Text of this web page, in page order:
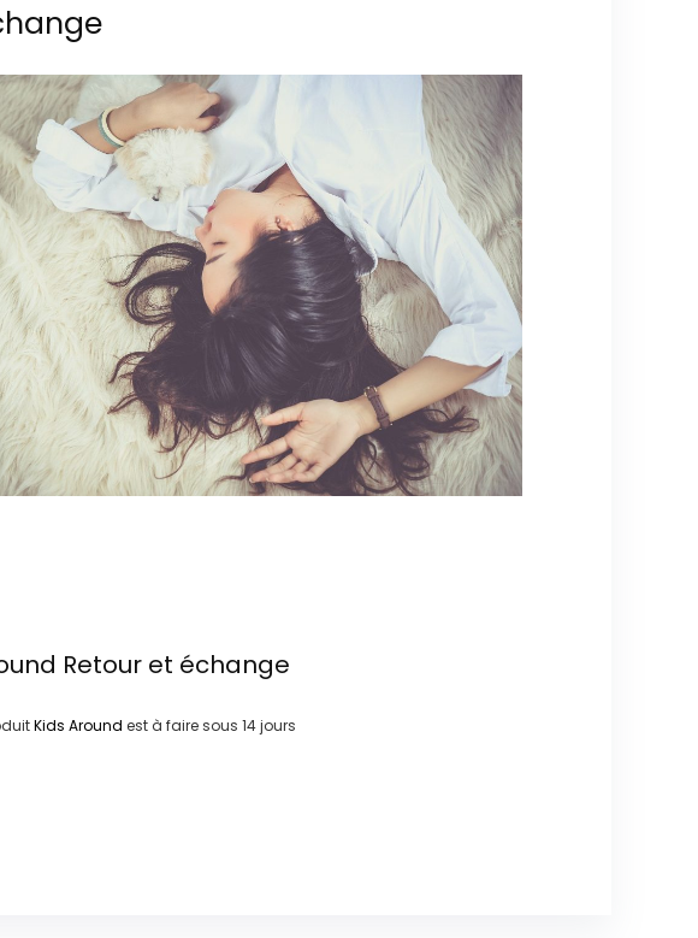
Retour et échange
Kids Around est à faire sous 14 jours